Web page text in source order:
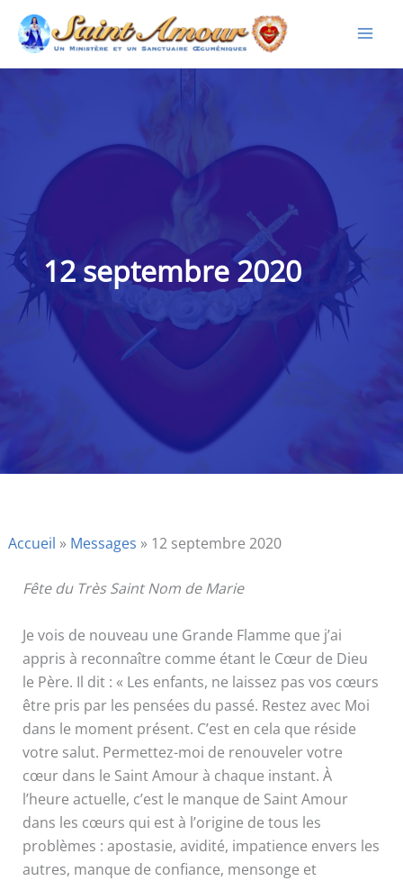
Aller
contenu
12 septembre 2020
Accueil » Messages » 12 septembre 2020
Fête du Très Saint Nom de Marie
Je vois de nouveau une Grande Flamme que j’ai
appris à reconnaître comme étant le Cœur de Dieu
le Père. Il dit : « Les enfants, ne laissez pas vos cœurs
être pris par les pensées du passé. Restez avec Moi
dans le moment présent. C’est en cela que réside
votre salut. Permettez-moi de renouveler votre
cœur dans le Saint Amour à chaque instant. À
l’heure actuelle, c’est le manque de Saint Amour
dans les cœurs qui est à l’origine de tous les
problèmes : apostasie, avidité, impatience envers les
autres, manque de confiance, mensonge et